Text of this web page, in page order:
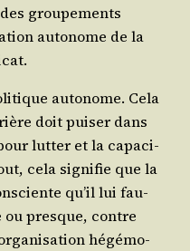
grou­pe­ments
auto­nome de la
auto­nome. Cela
doit pui­ser dans
lut­ter et la capa­ci­
cela signi­fie que la
qu’il lui fau­
ou presque, contre
hégé­mo­